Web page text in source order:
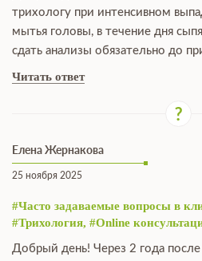
трихологу при интенсивном
мытья головы, в течение дня
сдать анализы обязательно до
Читать ответ
Елена Жернакова
25 ноября 2025
#Часто задаваемые вопросы в
#Трихология, #Online
Добрый день! Через 2 года